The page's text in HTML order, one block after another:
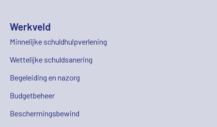
Werkveld
Minnelijke schuldhulpverlening
Wettelijke schuldsanering
Begeleiding en nazorg
Budgetbeheer
Beschermingsbewind